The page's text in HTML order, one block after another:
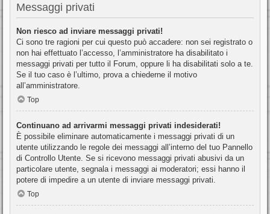
Messaggi privati
Non riesco ad inviare messaggi privati!
Ci sono tre ragioni per cui questo può accadere: non sei registrato o
non hai effettuato l’accesso, l’amministratore ha disabilitato i
messaggi privati per tutto il Forum, oppure li ha disabilitati solo a te.
Se il tuo caso è l’ultimo, prova a chiederne il motivo
all’amministratore.
Top
Continuano ad arrivarmi messaggi privati indesiderati!
È possibile eliminare automaticamente i messaggi privati ​​di un
utente utilizzando le regole dei messaggi all’interno del tuo Pannello
di Controllo Utente. Se si ricevono messaggi privati ​​abusivi da un
particolare utente, segnala i messaggi ai moderatori; essi hanno il
potere di impedire a un utente di inviare messaggi privati​​.
Top